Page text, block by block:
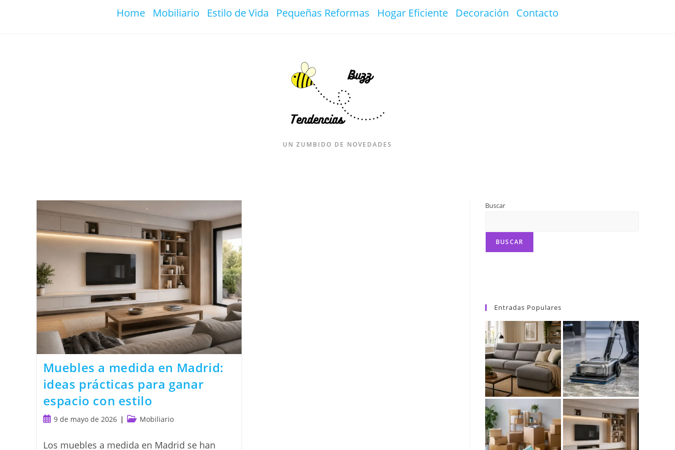
Home Mobiliario Estilo de Vida Pequeñas Reformas Hogar Eficiente Decoración Contacto
UN ZUMBIDO DE NOVEDADES
Muebles a medida en Madrid:
ideas prácticas para ganar
espacio con estilo
Publicación
la
9 de mayo de 2026
Categoría
la
Mobiliario
Los muebles a medida en Madrid se han
Buscar
BUSCAR
Entradas Populares